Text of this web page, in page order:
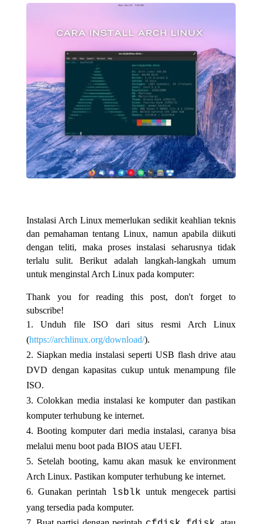
Instalasi Arch Linux memerlukan sedikit keahlian teknis
dan pemahaman tentang Linux, namun apabila diikuti
dengan teliti, maka proses instalasi seharusnya tidak
terlalu sulit. Berikut adalah langkah-langkah umum
untuk menginstal Arch Linux pada komputer:
Thank you for reading this post, don't forget to
subscribe!
Unduh file ISO dari situs resmi Arch Linux
(https://archlinux.org/download/).
Siapkan media instalasi seperti USB flash drive atau
DVD dengan kapasitas cukup untuk menampung file
ISO.
Colokkan media instalasi ke komputer dan pastikan
komputer terhubung ke internet.
Booting komputer dari media instalasi, caranya bisa
melalui menu boot pada BIOS atau UEFI.
Setelah booting, kamu akan masuk ke environment
Arch Linux. Pastikan komputer terhubung ke internet.
Gunakan perintah
lsblk untuk mengecek partisi
yang tersedia pada komputer.